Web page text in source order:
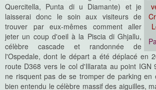
Quercitella, Punta di u Diamante) et je
laisserai donc le soin aux visiteurs de
trouver par eux-mêmes comment aller
jeter un coup d'oeil à la Piscia di Ghjallu,
célèbre cascade et randonnée de
l'Ospedale, dont le départ a été déplacé en
route D368 vers le col d'Illarata au point IGN
ne risquent pas de se tromper de parking en
bien entendu le célèbre massif des aiguilles,